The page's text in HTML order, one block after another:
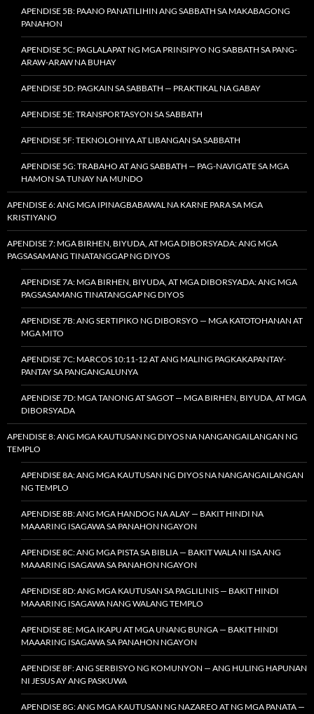
APENDISE 5B: PAANO PANATILIHIN ANG SABBATH SA MAKABAGONG
PANAHON
APENDISE 5C: PAGLALAPAT NG MGA PRINSIPYO NG SABBATH SA PANG-
ARAW-ARAW NA BUHAY
APENDISE 5D: PAGKAIN SA SABBATH — PRAKTIKAL NA GABAY
APENDISE 5E: TRANSPORTASYON SA SABBATH
APENDISE 5F: TEKNOLOHIYA AT LIBANGAN SA SABBATH
APENDISE 5G: TRABAHO AT ANG SABBATH — PAG-NAVIGATE SA MGA
HAMON SA TUNAY NA MUNDO
APENDISE 6: ANG MGA IPINAGBABAWAL NA KARNE PARA SA MGA
KRISTIYANO
APENDISE 7: MGA BIRHEN, BIYUDA, AT MGA DIBORSYADA: ANG MGA
PAGSASAMANG TINATANGGAP NG DIYOS
APENDISE 7A: MGA BIRHEN, BIYUDA, AT MGA DIBORSYADA: ANG MGA
PAGSASAMANG TINATANGGAP NG DIYOS
APENDISE 7B: ANG SERTIPIKO NG DIBORSYO — MGA KATOTOHANAN AT
MGA MITO
APENDISE 7C: MARCOS 10:11-12 AT ANG MALING PAGKAKAPANTAY-
PANTAY SA PANGANGALUNYA
APENDISE 7D: MGA TANONG AT SAGOT — MGA BIRHEN, BIYUDA, AT MGA
DIBORSYADA
APENDISE 8: ANG MGA KAUTUSAN NG DIYOS NA NANGANGAILANGAN NG
TEMPLO
APENDISE 8A: ANG MGA KAUTUSAN NG DIYOS NA NANGANGAILANGAN
NG TEMPLO
APENDISE 8B: ANG MGA HANDOG NA ALAY — BAKIT HINDI NA
MAAARING ISAGAWA SA PANAHON NGAYON
APENDISE 8C: ANG MGA PISTA SA BIBLIA — BAKIT WALA NI ISA ANG
MAAARING ISAGAWA SA PANAHON NGAYON
APENDISE 8D: ANG MGA KAUTUSAN SA PAGLILINIS — BAKIT HINDI
MAAARING ISAGAWA NANG WALANG TEMPLO
APENDISE 8E: MGA IKAPU AT MGA UNANG BUNGA — BAKIT HINDI
MAAARING ISAGAWA SA PANAHON NGAYON
APENDISE 8F: ANG SERBISYO NG KOMUNYON — ANG HULING HAPUNAN
NI JESUS AY ANG PASKUWA
APENDISE 8G: ANG MGA KAUTUSAN NG NAZAREO AT NG MGA PANATA —